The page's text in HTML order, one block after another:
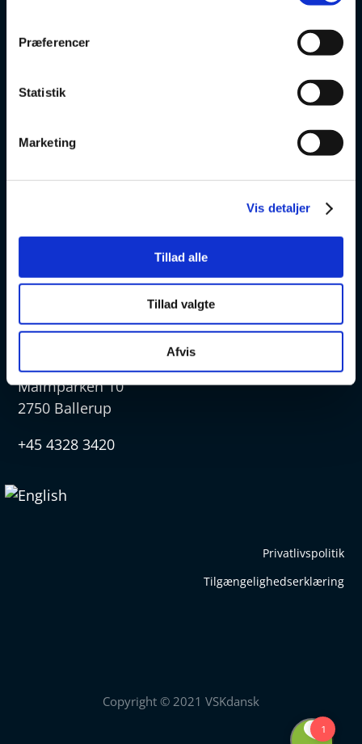
Præferencer
Statistik
Marketing
Vis detaljer
Tillad alle
Tillad valgte
Afvis
Skolevej 6
2770 Kastrup
+45 4328 3570
v
VSK Ballerup
Malmparken 10
2750 Ballerup
+45 4328 3420
Privatlivspolitik
Tilgængelighedserklæring
Copyright © 2021 VSKdansk